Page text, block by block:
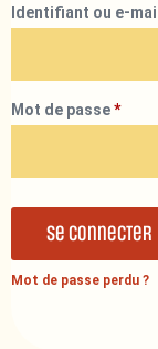
Identifiant ou e-mail
Mot de passe*
Se connecter
Mot de passe perdu ?